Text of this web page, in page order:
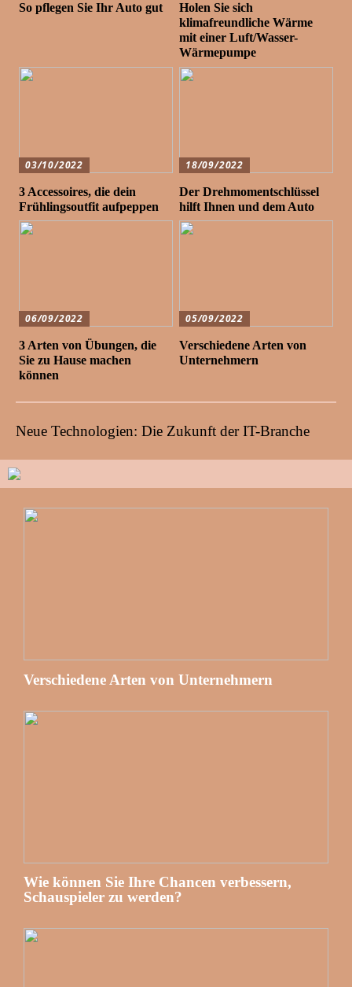
So pflegen Sie Ihr Auto gut
Holen Sie sich
klimafreundliche Wärme
mit einer Luft/Wasser-
Wärmepumpe
03/10/2022
3 Accessoires, die dein
Frühlingsoutfit aufpeppen
18/09/2022
Der Drehmomentschlüssel
hilft Ihnen und dem Auto
06/09/2022
3 Arten von Übungen, die
Sie zu Hause machen
können
05/09/2022
Verschiedene Arten von
Unternehmern
Neue Technologien: Die Zukunft der IT-Branche
Verschiedene Arten von Unternehmern
Wie können Sie Ihre Chancen verbessern,
Schauspieler zu werden?